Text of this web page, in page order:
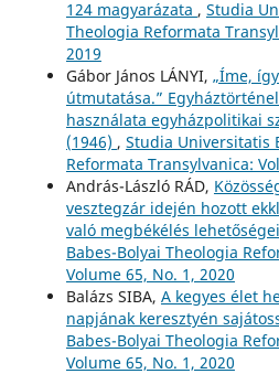
124 magyarázata , Studia
Theologia Reformata
2019
Gábor János LÁNYI, „Íme,
útmutatása.”
használata egyházpolitikai
(1946) , Studia Universitatis
Reformata Transylvanica:
András-László RÁD,
vesztegzár idején hozott
való megbékélés lehetőségei
Babes-Bolyai Theologia
Volume 65, No. 1, 2020
Balázs SIBA, A kegyes élet
napjának keresztyén
Babes-Bolyai Theologia
Volume 65, No. 1, 2020